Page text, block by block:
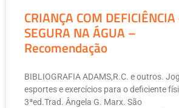
CRIANÇA COM
SEGURA NA ÁGUA –
Recomendação
BIBLIOGRAFIA ADAMS,R.C. e outros.
esportes e exercícios para o deficiente
3ªed.Trad. Ângela G. Marx. São